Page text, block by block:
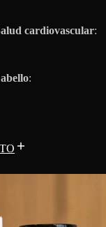
cardiovascular:
: